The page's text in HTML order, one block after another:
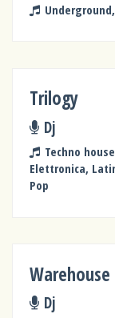
Trilogy
Dj
Techno
Elettronica,
Pop
Warehouse
Dj